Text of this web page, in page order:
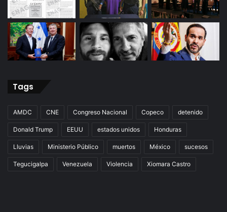
Tags
AMDC CNE Congreso Nacional Copeco detenido
Donald Trump EEUU estados unidos Honduras
Lluvias Ministerio Público muertos México sucesos
Tegucigalpa Venezuela Violencia Xiomara Castro